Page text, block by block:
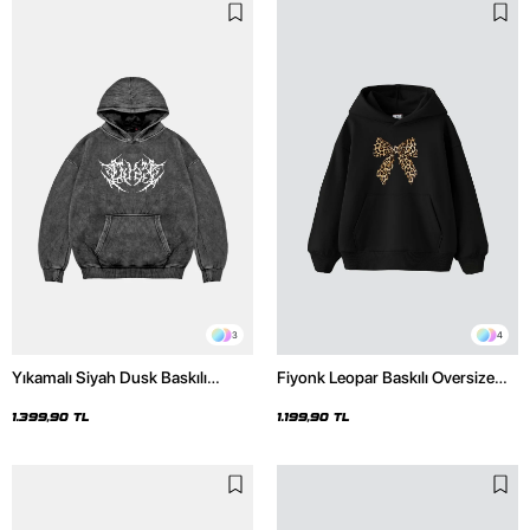
3
Yıkamalı Siyah Dusk Baskılı
1.399,90 TL
4
Fiyonk Leopar Baskılı Oversize
1.199,90 TL